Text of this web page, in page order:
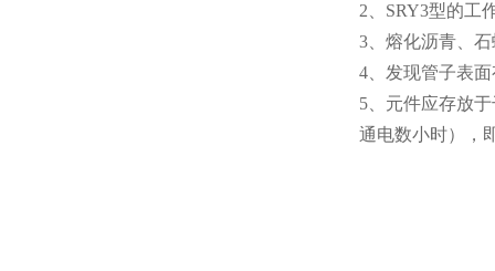
2、SRY3型的工
3、熔化沥青、
4、发现管子表
5、元件应存放
通电数小时），